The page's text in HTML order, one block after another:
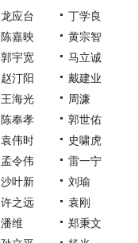
龙应台
丁学良
陈嘉映
黄宗智
郭宇宽
马立诚
赵汀阳
戴建业
王海光
周濂
陈奉孝
郭世佑
袁伟时
史啸虎
孟令伟
雷一宁
沙叶新
刘瑜
许之远
袁刚
潘维
郑秉文